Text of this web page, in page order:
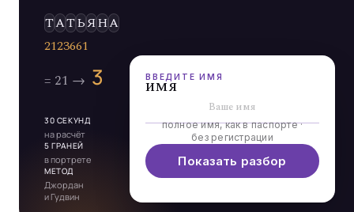
ЭЛЬДА
30 СЕКУНД
на расчёт
5 ГРАНЕЙ
в портрете
МЕТОД
Джордан
и Гудвин
ВВЕДИТЕ ИМЯ
имя
полное имя, как в паспорте ·
без регистрации
Показать разбор